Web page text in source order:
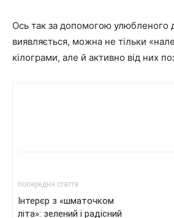
Ось так за допомогою улюбленого
виявляється, можна не тільки
кілограми, але й активно від них
попередня стаття
Інтерєр з «шматочком
літа»: зелений і радісний